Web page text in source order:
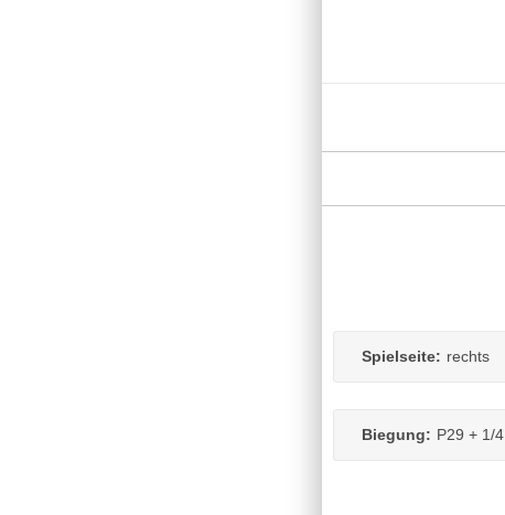
Spielseite: rechts
Biegung: P29 + 1/4